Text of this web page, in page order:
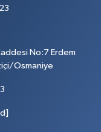
No:7 Erdem
Osmaniye